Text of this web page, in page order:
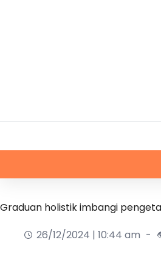
Graduan holistik imbangi
26/12/2024 | 10:44 am